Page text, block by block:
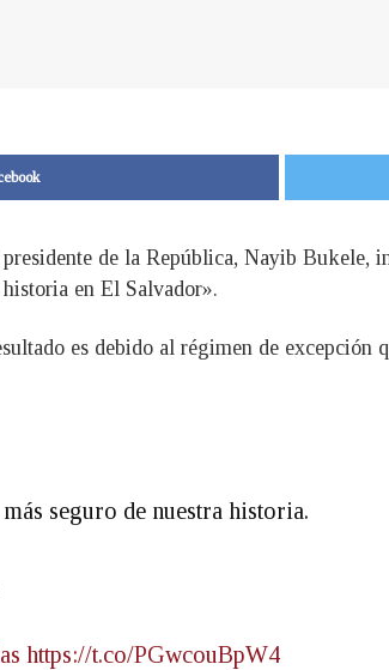
de la República, Nayib Bukele,
en El Salvador».
es debido al régimen de
seguro de nuestra historia.
https://t.co/PGwcouBpW4